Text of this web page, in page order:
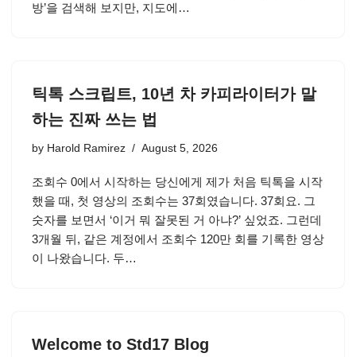
방’을 검색해 보지만, 지도에…
틱톡 스크립트, 10년 차 카피라이터가 말
하는 진짜 쓰는 법
by Harold Ramirez August 5, 2026
조회수 0에서 시작하는 당신에게 제가 처음 틱톡을 시작
했을 때, 첫 영상의 조회수는 37회였습니다. 37회요. 그
숫자를 보면서 ‘이거 뭐 잘못된 거 아냐?’ 싶었죠. 그런데
3개월 뒤, 같은 계정에서 조회수 120만 회를 기록한 영상
이 나왔습니다. 두…
Welcome to Std17 Blog